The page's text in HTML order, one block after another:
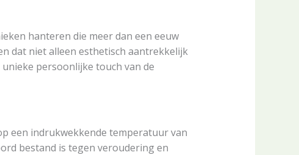
hanteren die meer dan een eeuw
dat niet alleen esthetisch aantrekkelijk
persoonlijke touch van de
een indrukwekkende temperatuur van
bestand is tegen veroudering en